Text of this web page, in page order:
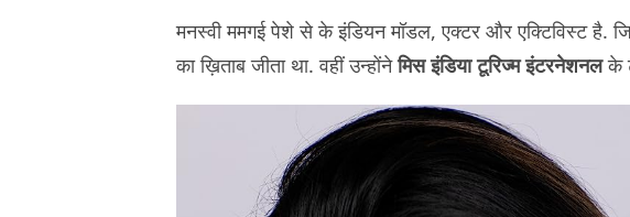
मनस्वी ममगई पेशे से के इंडियन मॉडल, एक्टर और एक्टिविस्ट है.
का ख़िताब जीता था. वहीं उन्होंनेमिस इंडिया टूरिज्म इंटरनेशनलके